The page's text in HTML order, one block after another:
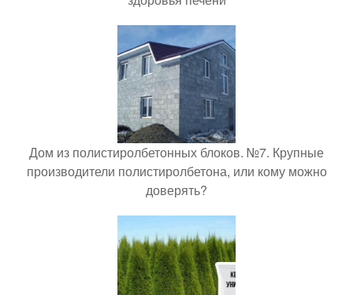
Дом из полистиролбетонных блоков. №7. Крупные
производители полистиролбетона, или кому можно
доверять?